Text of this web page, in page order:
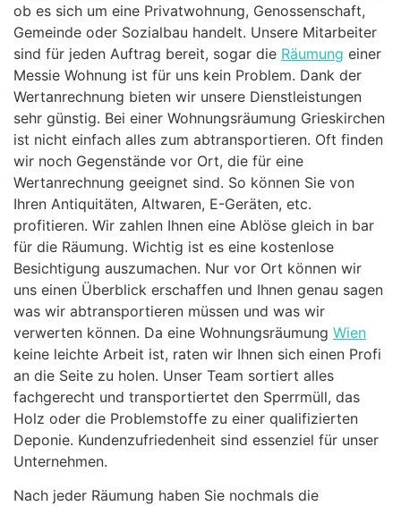
ob es sich um eine Privatwohnung, Genossenschaft,
Gemeinde oder Sozialbau handelt. Unsere Mitarbeiter
sind für jeden Auftrag bereit, sogar die Räumung einer
Messie Wohnung ist für uns kein Problem. Dank der
Wertanrechnung bieten wir unsere Dienstleistungen
sehr günstig. Bei einer Wohnungsräumung Grieskirchen
ist nicht einfach alles zum abtransportieren. Oft finden
wir noch Gegenstände vor Ort, die für eine
Wertanrechnung geeignet sind. So können Sie von
Ihren Antiquitäten, Altwaren, E-Geräten, etc.
profitieren. Wir zahlen Ihnen eine Ablöse gleich in bar
für die Räumung. Wichtig ist es eine kostenlose
Besichtigung auszumachen. Nur vor Ort können wir
uns einen Überblick erschaffen und Ihnen genau sagen
was wir abtransportieren müssen und was wir
verwerten können. Da eine Wohnungsräumung Wien
keine leichte Arbeit ist, raten wir Ihnen sich einen Profi
an die Seite zu holen. Unser Team sortiert alles
fachgerecht und transportiertet den Sperrmüll, das
Holz oder die Problemstoffe zu einer qualifizierten
Deponie. Kundenzufriedenheit sind essenziel für unser
Unternehmen.
Nach jeder Räumung haben Sie nochmals die